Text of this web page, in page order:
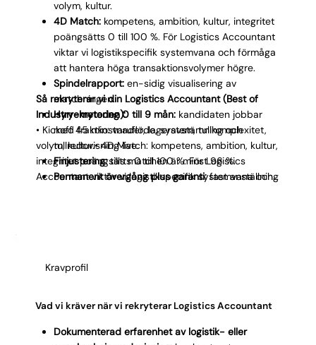
volym, kultur.
4D Match: kompetens, ambition, kultur, integritet
poängsätts 0 till 100 %. För Logistics Accountant
viktar vi logistikspecifik systemvana och förmåga
att hantera höga transaktionsvolymer högre.
Spindelrapport: en-sidig visualisering av
matchningen.
Hyrrekrytering 0 till 9 mån: kandidaten jobbar
med fraktkostnader, lageravstämning och
tullredovisning live.
Finjustering:tills matchen är minst 96 %.
Permanent övergång plus garanti:fast anställning
Så rekryterar vi din Logistics Accountant (Best of
Industry-metoden):
• Kickoff 45 min: varuflöde, system, tullkomplexitet,
volym, kultur.• 4D Match: kompetens, ambition, kultur,
integritet poängsätts 0 till 100 %. För Logistics
Accountant viktar vi logistikspecifik systemvana och
tills matchen är minst 96 %.• Permanent övergång
Kravprofil
Vad vi kräver när vi rekryterar Logistics Accountant
Dokumenterad erfarenhet av logistik- eller